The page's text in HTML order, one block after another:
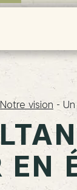
Notre vision -
EN